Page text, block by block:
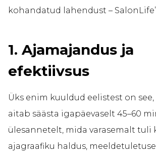
kohandatud lahendust –
1. Ajamajandus ja
efektiivsus
Üks enim kuuldud eelistest on
aitab säästa igapäevaselt 45–60
ülesannetelt, mida varasemalt tuli
ajagraafiku haldus,